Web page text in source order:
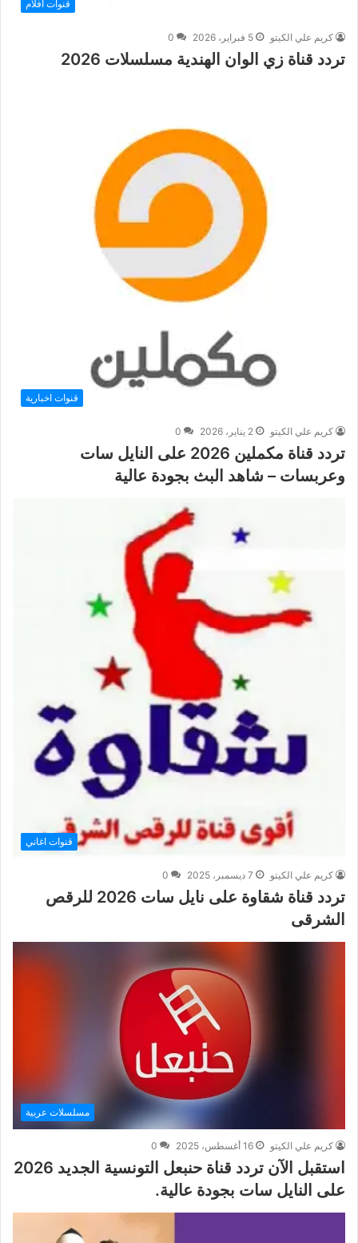
قنوات افلام
كريم علي الكيتو 5 فبراير، 2026 0
تردد قناة زي الوان الهندية مسلسلات 2026
قنوات اخبارية
كريم علي الكيتو 2 يناير، 2026 0
تردد قناة مكملين 2026 على النايل سات
وعربسات – شاهد البث بجودة عالية
قنوات اغاني
كريم علي الكيتو 7 ديسمبر، 2025 0
تردد قناة شقاوة على نايل سات 2026 للرقص
الشرقى
مسلسلات عربية
كريم علي الكيتو 16 أغسطس، 2025 0
استقبل الآن تردد قناة حنبعل التونسية الجديد 2026
على النايل سات بجودة عالية.